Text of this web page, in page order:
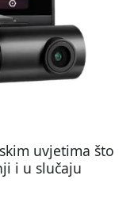
uvjetima što
i u slučaju